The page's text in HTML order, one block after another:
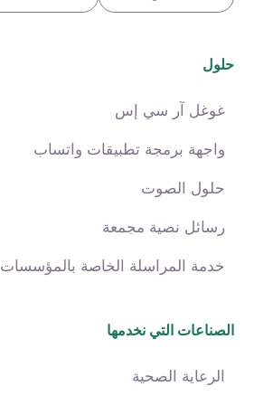
حلول
غوغل آر سي إس
واجهة برمجة تطبيقات واتساب
حلول الصوت
رسائل نصية مجمعة
خدمة المراسلة الخاصة بالمؤسسات
الصناعات التي نخدمها
الرعاية الصحية